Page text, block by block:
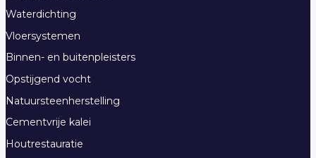
Waterdichting
Vloersystemen
Binnen- en buitenpleisters
Opstijgend vocht
Natuursteenherstelling
Cementvrije kalei
Houtrestauratie